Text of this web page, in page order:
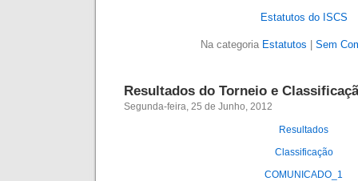
Estatutos do ISCS
Na categoria Estatutos Sem
Resultados do Torneio e
Segunda-feira, 25 de Junho, 2012
Resultados
Classificação
COMUNICADO_1